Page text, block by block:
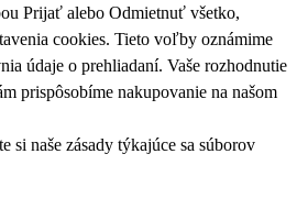
Prijať alebo Odmietnuť všetko,
cookies. Tieto voľby oznámime
údaje o prehliadaní. Vaše rozhodnutie
prispôsobíme nakupovanie na našom
si naše zásady týkajúce sa súborov